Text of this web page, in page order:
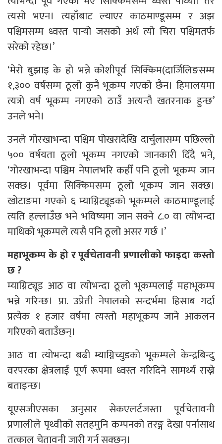
त्यसो भएन। त्यहाँबाट ल्याएर काठमाण्डूसम्म र अझ
पश्चिमसम्म ध्वस्त पार्‍यो जसको अर्थ त्यो चिरा पश्चिमतर्फ
सरेको रहेछ।’
‘मेरो बुझाइ के हो भन्ने कोशीपूर्व सिक्किम(दार्जिलिङसम्म
१,३०० वर्षसम्म ठूलो कुनै भूकम्प गएको छैन। हिमालयमा
त्यत्रो वर्ष भूकम्प नगएको ठाउँ अत्यन्तै खतरनाक हुन्छ’
उनले भने।
उनले गोरखाभन्दा पश्चिम पोखरादेखि दार्चुलासम्म पछिल्लो
५०० वर्षयता ठूलो भूकम्प नगएको जानकारी दिँदै भने,
‘गोरखाभन्दा पश्चिम नेपालभरि कहीँ पनि ठूलो भूकम्प जान
सक्छ। पूर्वमा सिक्किमसम्म ठूलो भूकम्प जान सक्छ।
खोटाङमा गएको ६ म्याग्निट्यूडको भूकम्पले काठमाण्डूलाई
त्यति हल्लाउँछ भने भविष्यमा जान सक्ने ८.० वा त्योभन्दा
माथिको भूकम्पले त्यसै पनि ठूलो असर गर्छ ।’
महाभूकम्प के हो र पूर्वचेतावनी प्रणालीको फाइदा कस्तो
छ ?
म्याग्निट्यूड आठ वा त्योभन्दा ठूलो भूकम्पलाई महाभूकम्प
भन्ने गरिन्छ। प्रा. उप्रेती नेपालको सन्दर्भमा हिसाब गर्दा
प्रत्येक १ हजार वर्षमा त्यस्तो महाभूकम्प जाने आकलन
गरिएको बताउँछन्।
आठ वा त्योभन्दा बढी म्याग्निच्युडको भूकम्पले केन्द्रबिन्दु
वरपरका क्षेत्रलाई पूर्ण रूपमा ध्वस्त गरिदिने सामर्थ्य राख्ने
बताइन्छ।
यूएसजीएसका अनुसार सेकएलर्टजस्ता पूर्वचेतावनी
प्रणालीले पृथ्वीको सतहमुनि कम्पनको तरङ्ग देखा पर्नासाथ
तत्काल चेतावनी जारी गर्न सक्छन्।